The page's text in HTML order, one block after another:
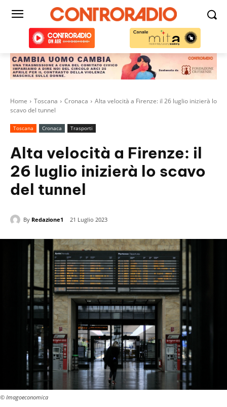
Home Toscana Cronaca
Alta velocità a Firenze: il 26 luglio inizierà lo
scavo del tunnel
Toscana Cronaca Trasporti
Alta velocità a Firenze: il
26 luglio inizierà lo scavo
del tunnel
By Redazione1 21 Luglio 2023
© Imagoeconomica